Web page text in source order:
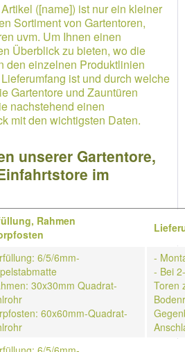
([name]) ist nur ein kleiner
Sortiment von Gartentoren,
uvm. Um Ihnen einen
Überblick zu bieten, wo die
den einzelnen Produktlinien
ist und durch welche
Gartentore und Zauntüren
nachstehend einen
mit den wichtigsten Daten.
unserer Gartentore,
im
Rahmen
6/5/6mm-
30x30mm Quadrat-
60x60mm-Quadrat-
-
- Bei
Toren